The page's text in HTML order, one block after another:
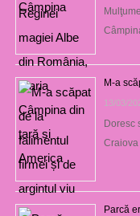
M-a
13/03/
Doresc
Craiova
Parcă